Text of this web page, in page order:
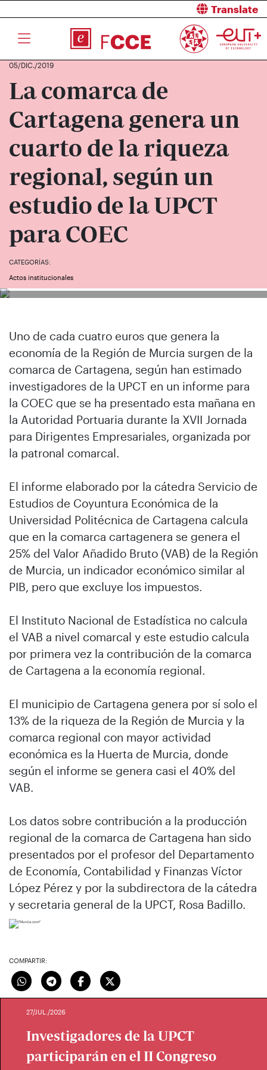
Translate
05/DIC./2019
La comarca de
Cartagena genera un
cuarto de la riqueza
regional, según un
estudio de la UPCT
para COEC
CATEGORÍAS:
Actos institucionales
Uno de cada cuatro euros que genera la
economía de la Región de Murcia surgen de la
comarca de Cartagena, según han estimado
investigadores de la UPCT en un informe para
la COEC que se ha presentado esta mañana en
la Autoridad Portuaria durante la XVII Jornada
para Dirigentes Empresariales, organizada por
la patronal comarcal.
El informe elaborado por la cátedra Servicio de
Estudios de Coyuntura Económica de la
Universidad Politécnica de Cartagena calcula
que en la comarca cartagenera se genera el
25% del Valor Añadido Bruto (VAB) de la Región
de Murcia, un indicador económico similar al
PIB, pero que excluye los impuestos.
El Instituto Nacional de Estadística no calcula
el VAB a nivel comarcal y este estudio calcula
por primera vez la contribución de la comarca
de Cartagena a la economía regional.
El municipio de Cartagena genera por sí solo el
13% de la riqueza de la Región de Murcia y la
comarca regional con mayor actividad
económica es la Huerta de Murcia, donde
según el informe se genera casi el 40% del
VAB.
Los datos sobre contribución a la producción
regional de la comarca de Cartagena han sido
presentados por el profesor del Departamento
de Economía, Contabilidad y Finanzas Víctor
López Pérez y por la subdirectora de la cátedra
y secretaria general de la UPCT, Rosa Badillo.
COMPARTIR:
27/JUL./2026
Investigadores de la UPCT
participarán en el II Congreso